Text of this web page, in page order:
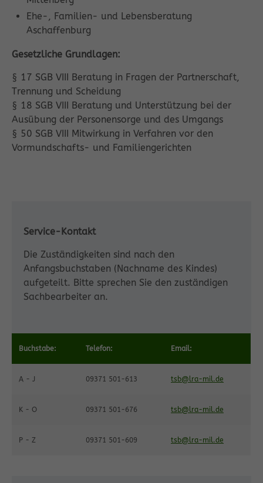
Ehe-, Familien- und Lebensberatung
Aschaffenburg
Gesetzliche Grundlagen:
§ 17 SGB VIII Beratung in Fragen der Partnerschaft,
Trennung und Scheidung
§ 18 SGB VIII Beratung und Unterstützung bei der
Ausübung der Personensorge und des Umgangs
§ 50 SGB VIII Mitwirkung in Verfahren vor den
Vormundschafts- und Familiengerichten
Service-Kontakt
Die Zuständigkeiten sind nach den
Anfangsbuchstaben (Nachname des Kindes)
aufgeteilt. Bitte sprechen Sie den zuständigen
Sachbearbeiter an.
Buchstabe: Telefon: Email:
A - J 09371 501-613 tsb@lra-mil.de
K - O 09371 501-676 tsb@lra-mil.de
P - Z 09371 501-609 tsb@lra-mil.de